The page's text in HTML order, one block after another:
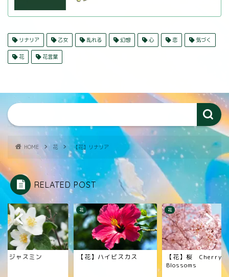
リナリア 乙女 乱れる 幻想 心 恋 気づく
花 花言葉
HOME 花 【花】リナリア
RELATED POST
】ジャスミン
花
【花】ハイビスカス
花
【花】桜 Cherry
Blossoms